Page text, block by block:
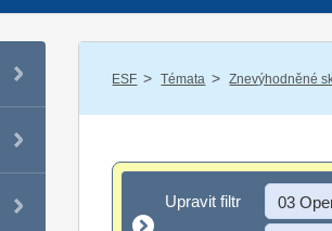
ESF / Témata / Znevýhodněné
Upravit filtr
Upravit filtr 03